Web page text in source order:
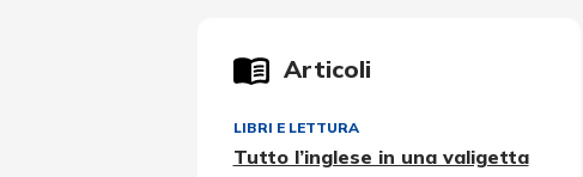
Articoli
LIBRI E LETTURA
Tutto l’inglese in una valigetta